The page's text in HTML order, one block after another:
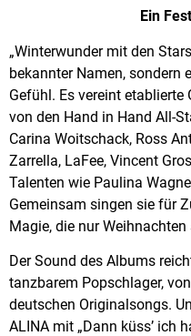
Ein
„Winterwunder mit den
bekannter Namen, sondern
Gefühl. Es vereint
von den Hand in Hand All-
Carina Woitschack, Ross
Zarrella, LaFee, Vincent
Talenten wie Paulina
Gemeinsam singen sie für
Magie, die nur
Der Sound des Albums
tanzbarem Popschlager,
deutschen Originalsongs.
ALINA mit „Dann küss’ ich